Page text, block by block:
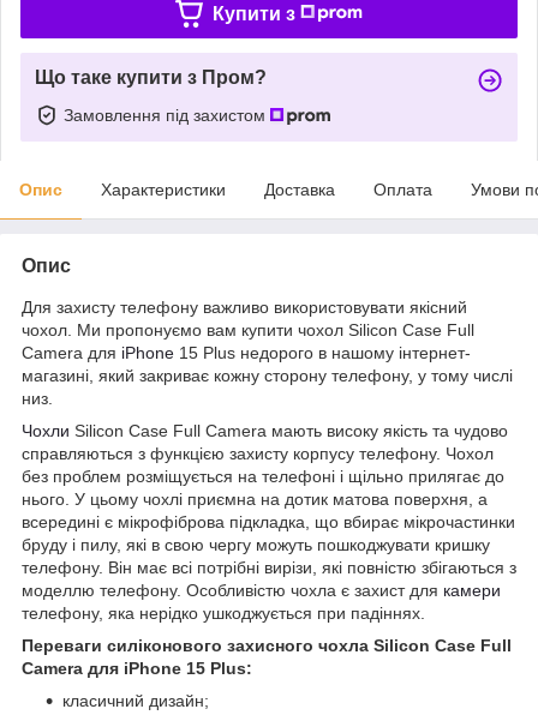
Купити з
Що таке купити з Пром?
Замовлення під захистом
Опис Характеристики Доставка Оплата Умови
Опис
Для захисту телефону важливо використовувати якісний
чохол. Ми пропонуємо вам купити чохол Silicon Case Full
Camera для iPhone 15 Plus недорого в нашому інтернет-
магазині, який закриває кожну сторону телефону, у тому числі
низ.
Чохли Silicon Case Full Camera мають високу якість та чудово
справляються з функцією захисту корпусу телефону. Чохол
без проблем розміщується на телефоні і щільно прилягає до
нього. У цьому чохлі приємна на дотик матова поверхня, а
всередині є мікрофіброва підкладка, що вбирає мікрочастинки
бруду і пилу, які в свою чергу можуть пошкоджувати кришку
телефону. Він має всі потрібні вирізи, які повністю збігаються з
моделлю телефону. Особливістю чохла є захист для камери
телефону, яка нерідко ушкоджується при падіннях.
Переваги силіконового захисного чохла Silicon Case Full
Camera для iPhone 15 Plus:
класичний дизайн;